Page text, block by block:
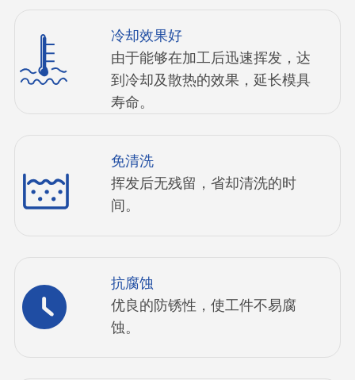
冷却效果好
由于能够在加工后迅速挥发，达
到冷却及散热的效果，延长模具
寿命。
免清洗
挥发后无残留，省却清洗的时
间。
抗腐蚀
优良的防锈性，使工件不易腐
蚀。